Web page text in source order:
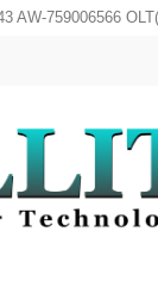
AW-759006566